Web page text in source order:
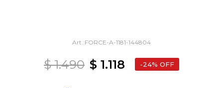
FORCE-A-1181-144804
$ 1.118
$ 1.490 24